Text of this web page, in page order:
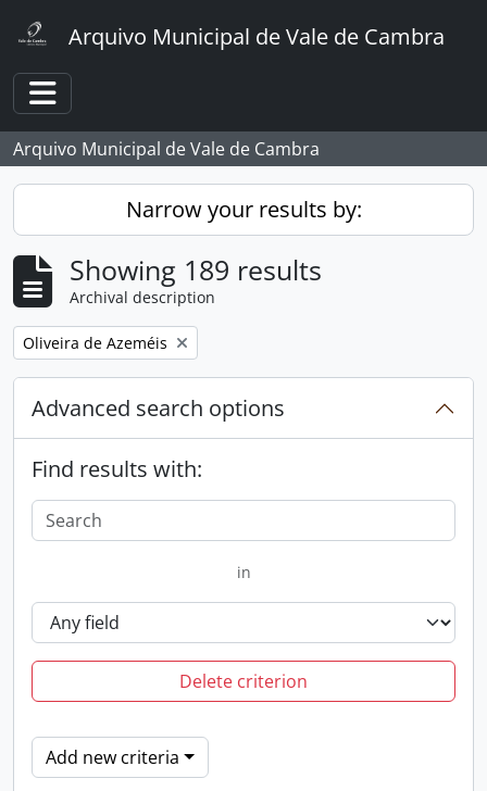
Arquivo Municipal de Vale de Cambra
Toggle navigation
Arquivo Municipal de Vale de Cambra
Narrow your results by:
Showing 189 results
Archival description
Remove filter:
Oliveira de Azeméis
Advanced search options
Find results with:
in
Delete criterion
Add new criteria